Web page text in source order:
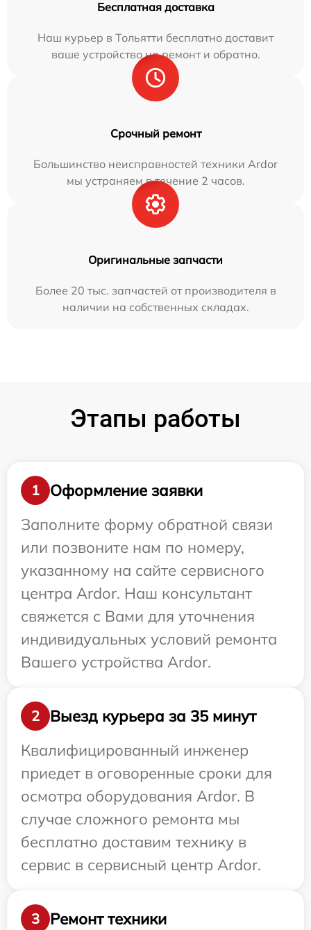
Бесплатная доставка
Наш курьер в Тольятти бесплатно доставит
ваше устройство на ремонт и обратно.
Срочный ремонт
Большинство неисправностей техники Ardor
мы устраняем в течение 2 часов.
Оригинальные запчасти
Более 20 тыс. запчастей от производителя в
наличии на собственных складах.
Этапы работы
1
Оформление заявки
Заполните форму обратной связи
или позвоните нам по номеру,
указанному на сайте сервисного
центра Ardor. Наш консультант
свяжется с Вами для уточнения
индивидуальных условий ремонта
Вашего устройства Ardor.
2
Выезд курьера за 35 минут
Квалифицированный инженер
приедет в оговоренные сроки для
осмотра оборудования Ardor. В
случае сложного ремонта мы
бесплатно доставим технику в
сервис в сервисный центр Ardor.
3 Ремонт техники